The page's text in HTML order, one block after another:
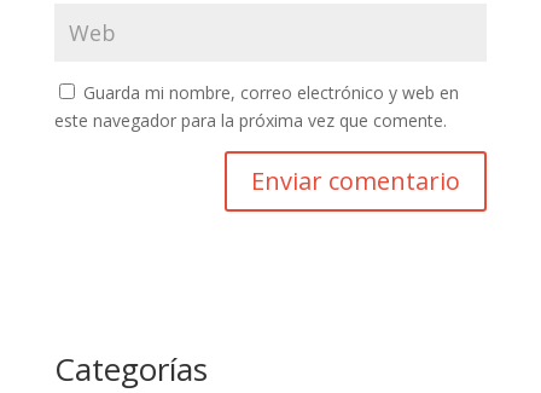
Guarda mi nombre, correo electrónico y web en
este navegador para la próxima vez que comente.
Categorías